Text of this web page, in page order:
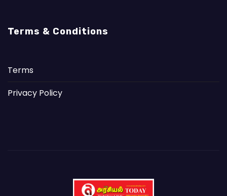
Terms & Conditions
Terms
Privacy Policy